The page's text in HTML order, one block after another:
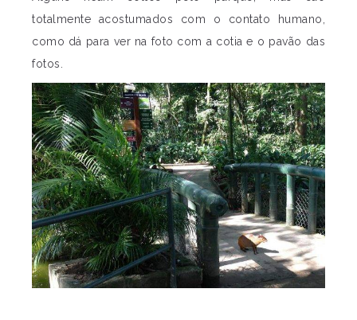
totalmente acostumados com o contato humano,
como dá para ver na foto com a cotia e o pavão das
fotos.